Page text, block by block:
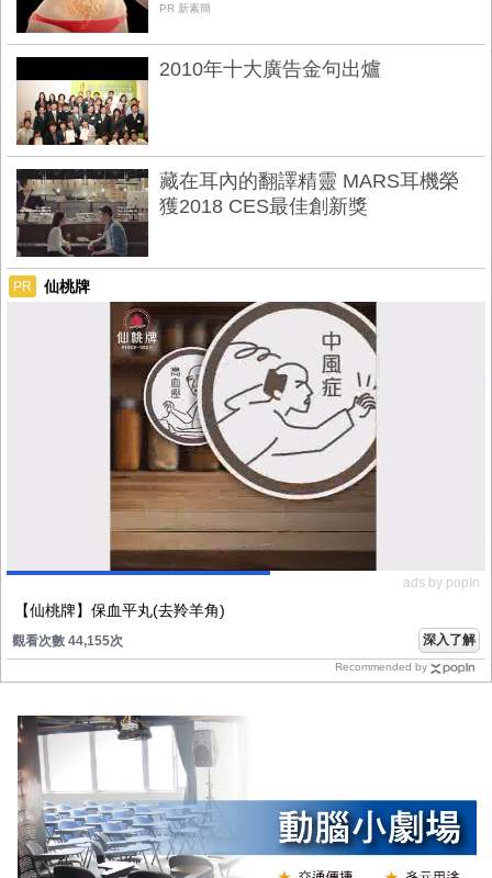
PR 新素簡
2010年十大廣告金句出爐
藏在耳內的翻譯精靈 MARS耳機榮
獲2018 CES最佳創新獎
PR 仙桃牌
ads by popIn
【仙桃牌】保血平丸(去羚羊角)
觀看次數 44,155次 深入了解
Recommended by